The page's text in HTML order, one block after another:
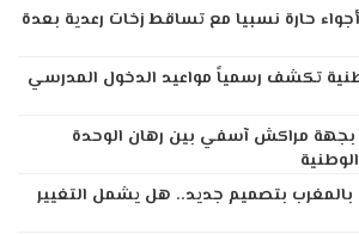
حارة نسبيا مع تساقط زخات رعدية بعدة
تكشف رسمياً مواعيد الدخول المدرسي
بجهة مراكش آسفي بين رهان الوحدة
بالمغرب بتصميم جديد.. هل يشمل التغيير